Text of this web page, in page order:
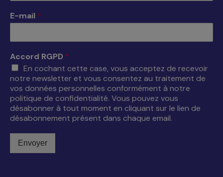
E-mail *
Accord RGPD *
En cochant cette case, vous acceptez de recevoir
notre newsletter et vous consentez au traitement de
vos données personnelles conformément à notre
politique de confidentialité. Vous pouvez vous
désabonner à tout moment en cliquant sur le lien de
désabonnement présent dans chaque email.
Envoyer